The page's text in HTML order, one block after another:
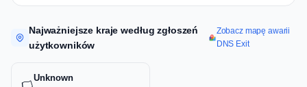
Najważniejsze kraje według zgłoszeń
użytkowników
Zobacz mapę awarii
DNS Exit
Unknown